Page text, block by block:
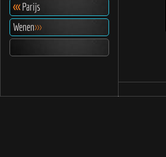
<<<Parijs
Wenen>>>